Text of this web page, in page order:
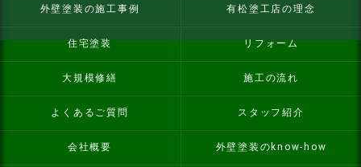
外壁塗装の施工事例 有松塗工店の理念
住宅塗装 リフォーム
大規模修繕 施工の流れ
よくあるご質問 スタッフ紹介
会社概要 外壁塗装のknow-how